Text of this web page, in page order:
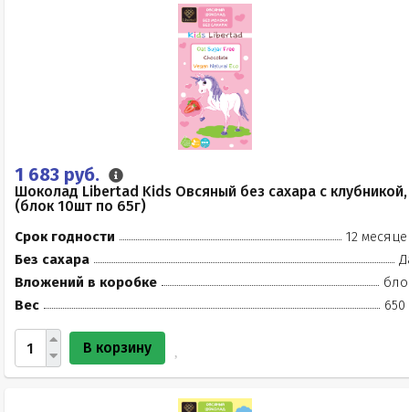
1 683 руб.
Шоколад Libertad Kids Овсяный без сахара с клубникой,
(блок 10шт по 65г)
Срок годности
12
Без сахара
Вложений в коробке
Вес
650
В корзину